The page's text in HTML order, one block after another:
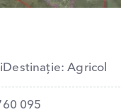
Destinație: Agricol
095